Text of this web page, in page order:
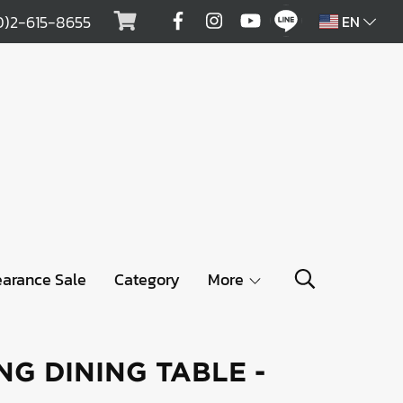
615-8655 EN
Sale Category More
DINING TABLE -